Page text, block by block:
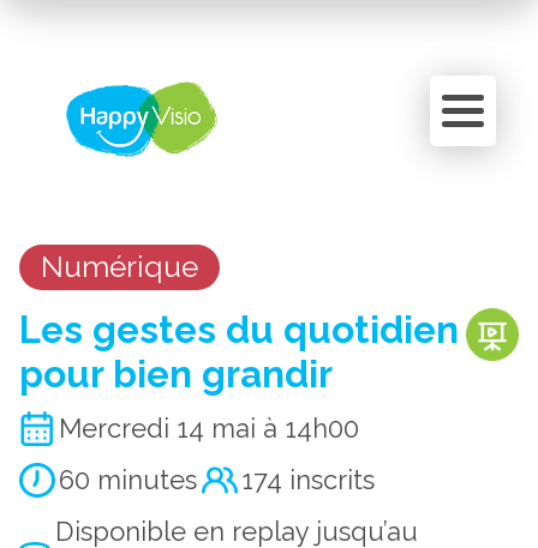
Numérique
Les gestes du quotidien
pour bien grandir
Mercredi 14 mai à 14h00
60 minutes
174 inscrits
Disponible en replay jusqu’au